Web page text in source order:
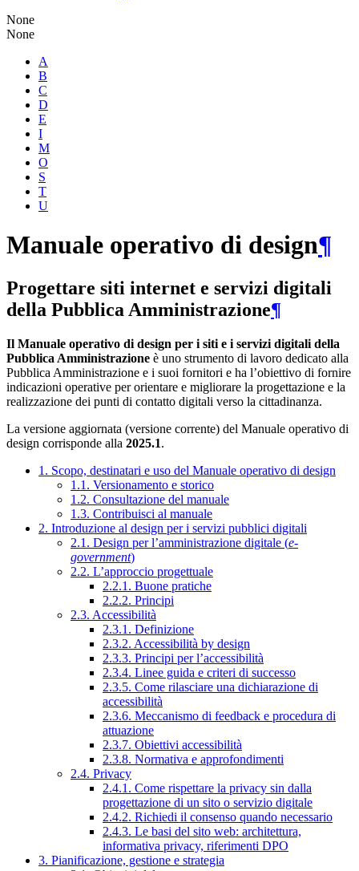
None
None
A
B
C
D
E
I
M
O
S
T
U
Manuale operativo di design¶
Progettare siti internet e servizi digitali
della Pubblica Amministrazione¶
Il Manuale operativo di design per i siti e i servizi digitali della
Pubblica Amministrazione è uno strumento di lavoro dedicato alla
Pubblica Amministrazione e i suoi fornitori e ha l’obiettivo di fornire
indicazioni operative per orientare e migliorare la progettazione e la
realizzazione dei punti di contatto digitali verso la cittadinanza.
La versione aggiornata (versione corrente) del Manuale operativo di
design corrisponde alla 2025.1.
1. Scopo, destinatari e uso del Manuale operativo di design
1.1. Versionamento e storico
1.2. Consultazione del manuale
1.3. Contribuisci al manuale
2. Introduzione al design per i servizi pubblici digitali
2.1. Design per l’amministrazione digitale (e-
government)
2.2. L’approccio progettuale
2.2.1. Buone pratiche
2.2.2. Principi
2.3. Accessibilità
2.3.1. Definizione
2.3.2. Accessibilità by design
2.3.3. Principi per l’accessibilità
2.3.4. Linee guida e criteri di successo
2.3.5. Come rilasciare una dichiarazione di
accessibilità
2.3.6. Meccanismo di feedback e procedura di
attuazione
2.3.7. Obiettivi accessibilità
2.3.8. Normativa e approfondimenti
2.4. Privacy
2.4.1. Come rispettare la privacy sin dalla
progettazione di un sito o servizio digitale
2.4.2. Richiedi il consenso quando necessario
2.4.3. Le basi del sito web: architettura,
informativa privacy, riferimenti DPO
3. Pianificazione, gestione e strategia